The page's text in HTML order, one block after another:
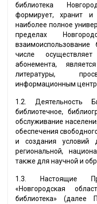
библиотека
формирует, хранит и
наиболее полное
пределах
числе
абонемента,
литературы,
информационным
1.2. Деятельность
библиотечное,
обслуживание
обеспечения
и создания условий
региональной,
также для научной и
1.3. Настоящие
«Новгородская
библиотека» (далее